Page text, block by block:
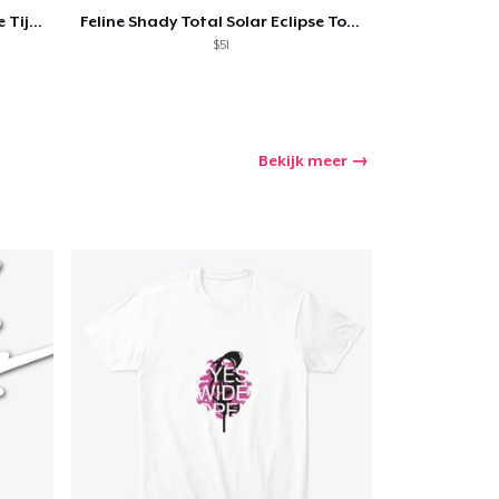
Feline Shady Total Solar Eclipse Tijuana Feline Shady Total Solar Eclipse Toledo
$51
Bekijk meer